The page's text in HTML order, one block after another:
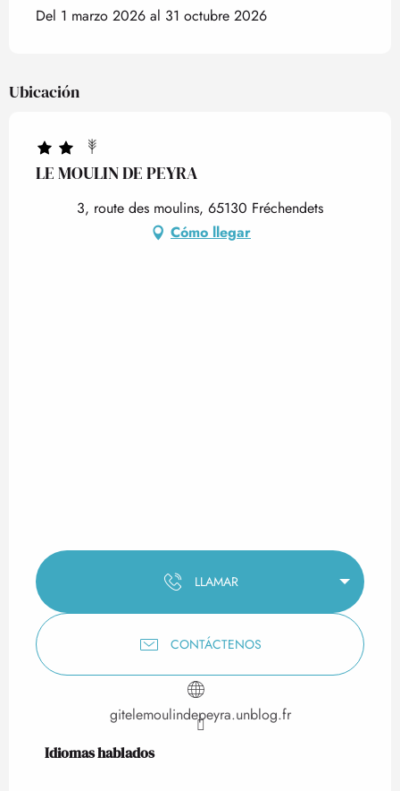
Del 1 marzo 2026 al 31 octubre 2026
Ubicación
LE MOULIN DE PEYRA
3, route des moulins, 65130 Fréchendets
Cómo llegar
LLAMAR
CONTÁCTENOS
gitelemoulindepeyra.unblog.fr
Idiomas hablados
Idiomas hablados